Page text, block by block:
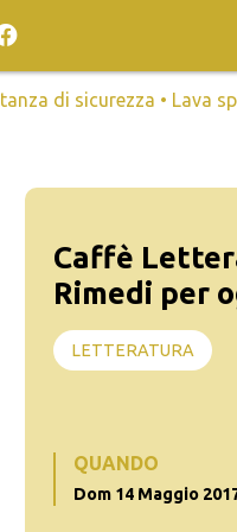
di sicurezza • Lava
Caffè
Rimedi per
LETTERATURA
QUANDO
Dom 14 Maggio